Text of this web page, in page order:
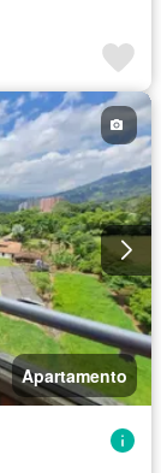
Apartamento